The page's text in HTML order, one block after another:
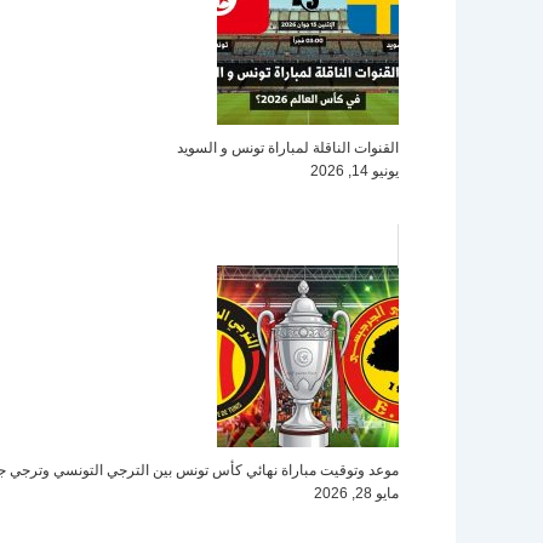
القنوات الناقلة لمباراة تونس و السويد
يونيو 14, 2026
موعد وتوقيت مباراة نهائي كأس تونس بين الترجي التونسي
مايو 28, 2026